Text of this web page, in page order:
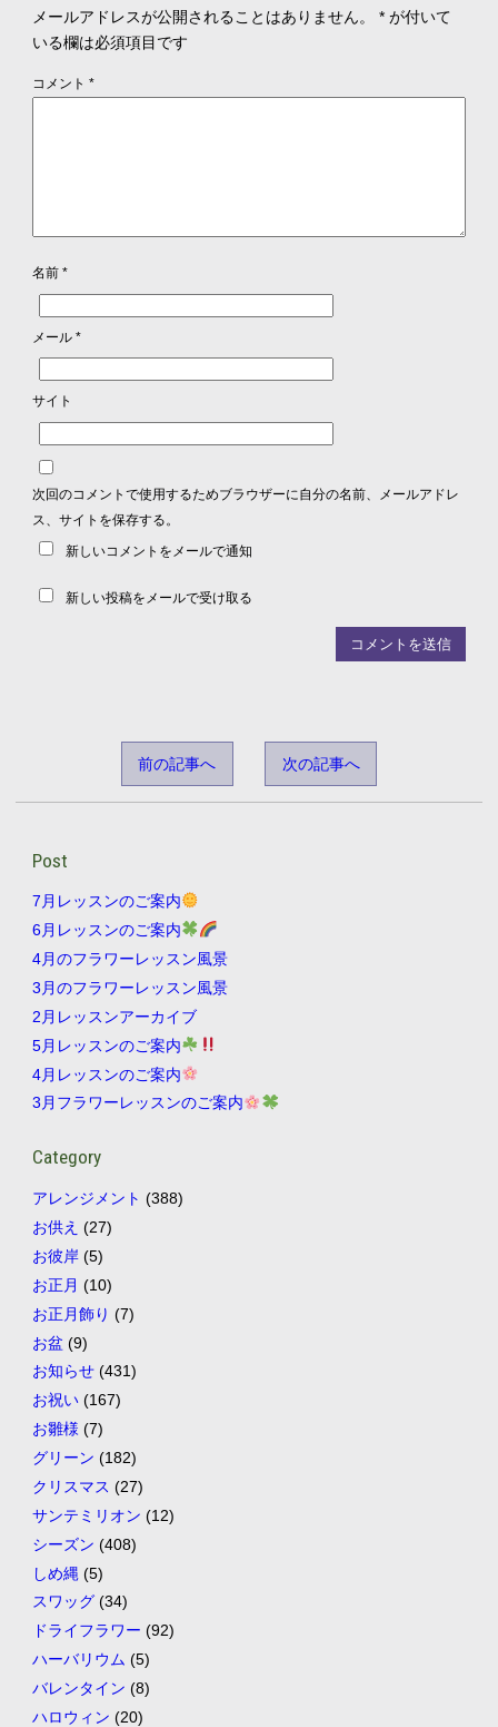
メールアドレスが公開されることはありません。 *が付いて
いる欄は必須項目です
コメント *
名前 *
メール *
サイト
次回のコメントで使用するためブラウザーに自分の名前、メールアドレ
ス、サイトを保存する。
新しいコメントをメールで通知
新しい投稿をメールで受け取る
前の記事へ 次の記事へ
Post
7月レッスンのご案内
6月レッスンのご案内
4月のフラワーレッスン風景
3月のフラワーレッスン風景
2月レッスンアーカイブ
5月レッスンのご案内
4月レッスンのご案内
3月フラワーレッスンのご案内
Category
アレンジメント (388)
お供え (27)
お彼岸(5)
お正月 (10)
お正月飾り (7)
お盆 (9)
お知らせ(431)
お祝い(167)
お雛様 (7)
グリーン (182)
クリスマス (27)
サンテミリオン (12)
シーズン (408)
しめ縄 (5)
スワッグ(34)
ドライフラワー (92)
ハーバリウム (5)
バレンタイン (8)
ハロウィン (20)